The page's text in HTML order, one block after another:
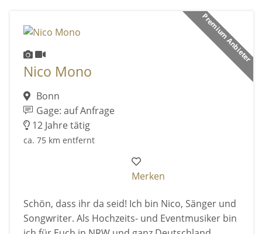
Premium Anbieter
Nico Mono
Bonn
Gage: auf Anfrage
12 Jahre tätig
ca. 75 km entfernt
Merken
Schön, dass ihr da seid! Ich bin Nico, Sänger und
Songwriter. Als Hochzeits- und Eventmusiker bin